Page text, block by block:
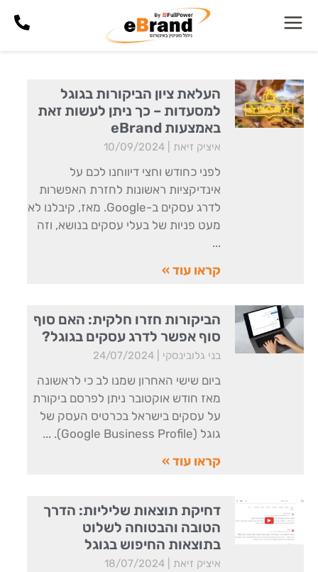
העלאת ציון הביקורות בגוגל
למסעדות – כך ניתן לעשות זאת
באמצעות eBrand
איציק זיאת 10/09/2024
לפני כחודש וחצי דיווחנו לכם על
אינדיקציות ראשונות לחזרת האפשרות
לדרג עסקים ב-Google. מאז, קיבלנו לא
מעט פניות של בעלי עסקים בנושא, וזה
קראו עוד »
הביקורות חזרו חלקית: האם סוף
סוף אפשר לדרג עסקים בגוגל?
בני גלובינסקי 24/07/2024
ביום שישי האחרון שמנו לב כי לראשונה
מאז חודש אוקטובר ניתן לפרסם ביקורת
על עסקים בישראל בכרטיס העסק של
גוגל (Google Business Profile).
קראו עוד »
דחיקת תוצאות שליליות: הדרך
הטובה והבטוחה לשלוט
בתוצאות החיפוש בגוגל
איציק זיאת 18/07/2024